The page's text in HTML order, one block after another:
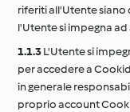
riferiti all'Utente
l'Utente si impegna
1.1.3L'Utente si
per accedere a
in generale
proprio account